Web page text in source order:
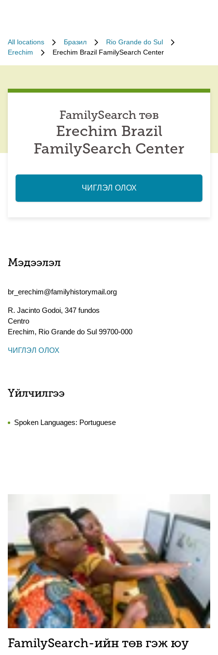
All locations Бразил
Rio Grande do Sul
Erechim
Erechim Brazil FamilySearch Center
FamilySearch төв
Erechim Brazil
FamilySearch Center
ЧИГЛЭЛ ОЛОХ
Мэдээлэл
br_erechim@familyhistorymail.org
R. Jacinto Godoi, 347 fundos
Centro
Erechim, Rio Grande do Sul 99700-000
ЧИГЛЭЛ ОЛОХ
Үйлчилгээ
Spoken Languages: Portuguese
FamilySearch-ийн төв гэж юу